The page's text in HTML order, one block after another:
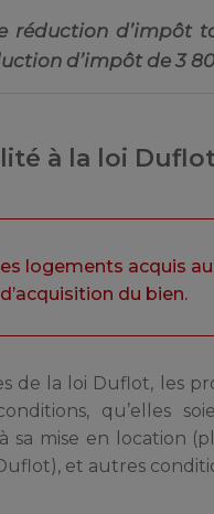
réduction d’impôt
d’impôt de 3
à la loi
logements acquis
du bien.
de la loi Duflot, les
qu’elles
sa mise en location
et autres